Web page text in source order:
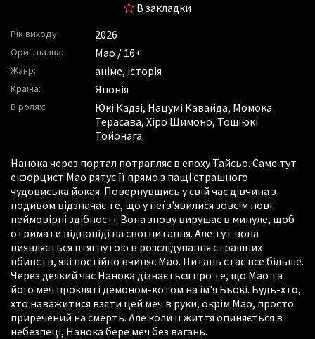
В закладки
Рік виходу: 2026
Ориг. назва: Mao / 16+
Жанр: аніме, історія
Країна: Японія
В ролях: Юкі Кадзі, Нацумі Кавайда, Момока
Терасава, Хіро Шимоно, Тошіюкі
Тойонага
Нанока через портал потрапляє в епоху Тайсьо. Саме тут
екзорцист Мао рятує її прямо з пащі страшного
чудовиська йокая. Повернувшись у свій час дівчина з
подивом відзначає те, що у неї з'явилися зовсім нові
неймовірні здібності. Вона знову вирушає в минуле, щоб
отримати відповіді на свої питання. Але тут вона
виявляється втягнутою в розслідування страшних
вбивств, які постійно вчиняє Мао. Питань стає все більше.
Через деякий час Нанока дізнається про те, що Мао та
його меч прокляті демоном-котом на ім'я Бьокі. Будь-хто,
хто наважитися взяти цей меч в руки, окрім Мао, просто
приречений на смерть. Але коли її життя опиняється в
небезпеці, Нанока бере меч без вагань.